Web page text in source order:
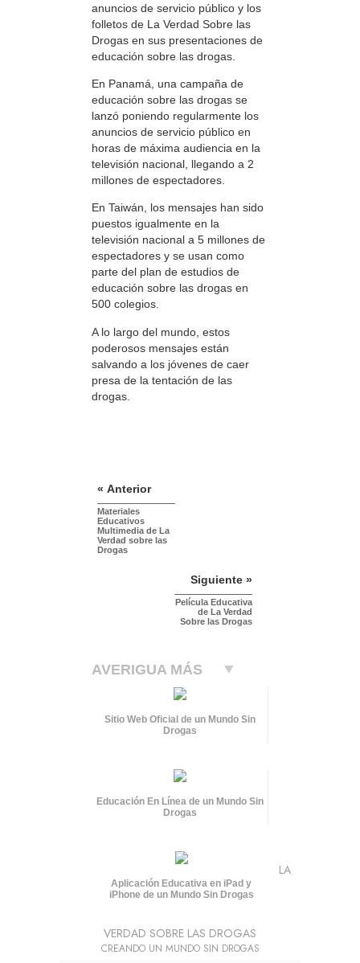
anuncios de servicio público y los
folletos de La Verdad Sobre las
Drogas en sus presentaciones de
educación sobre las drogas.
En Panamá, una campaña de
educación sobre las drogas se
lanzó poniendo regularmente los
anuncios de servicio público en
horas de máxima audiencia en la
televisión nacional, llegando a 2
millones de espectadores.
En Taiwán, los mensajes han sido
puestos igualmente en la
televisión nacional a 5 millones de
espectadores y se usan como
parte del plan de estudios de
educación sobre las drogas en
500 colegios.
A lo largo del mundo, estos
poderosos mensajes están
salvando a los jóvenes de caer
presa de la tentación de las
drogas.
« Anterior
Materiales
Educativos
Multimedia de La
Verdad sobre las
Drogas
Siguiente »
Película Educativa
de La Verdad
Sobre las Drogas
AVERIGUA MÁS
Sitio Web Oficial de un Mundo Sin
Drogas
Educación En Línea de un Mundo Sin
Drogas
Aplicación Educativa en iPad y
iPhone de un Mundo Sin Drogas
LA
VERDAD SOBRE LAS DROGAS
CREANDO UN MUNDO SIN DROGAS